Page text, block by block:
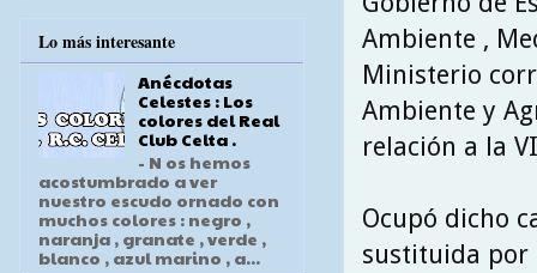
Ambiente ,
Ministerio
Ambiente y
relación a la
Ocupó dicho
sustituida por
Lo más interesante
Anécdotas
Celestes : Los
colores del Real
Club Celta .
- N os hemos
acostumbrado a ver
nuestro escudo ornado con
muchos colores : negro ,
naranja , granate , verde ,
blanco , azul marino , a...